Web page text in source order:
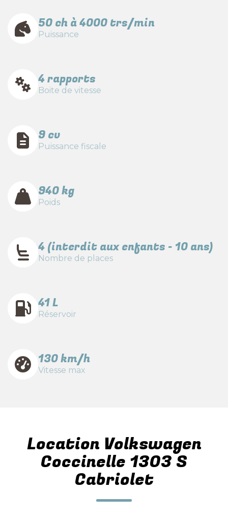
50 ch à 4000 trs/min
Puissance
4 rapports
Boite de vitesse
9 cv
Puissance fiscale
940 kg
Poids
4 (interdit aux enfants - 10 ans)
Nombre de places
41 L
Réservoir
130 km/h
Vitesse max
Location Volkswagen
Coccinelle 1303 S
Cabriolet